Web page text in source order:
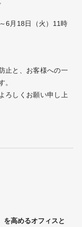
6月18日（火）11時
止と、お客様への一
。
ろしくお願い申し上
高めるオフィスと